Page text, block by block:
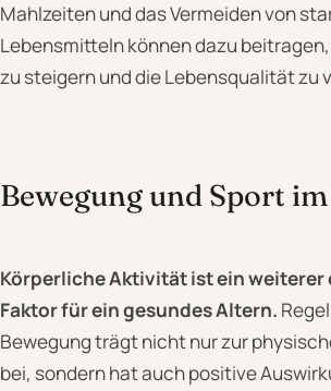
Mahlzeiten und das Vermeiden von
Lebensmitteln können dazu
zu steigern und die Lebensqualität zu
Bewegung und Sport
Körperliche Aktivität ist ein
Faktor für ein gesundes Altern.
Bewegung trägt nicht nur zur
bei, sondern hat auch positive